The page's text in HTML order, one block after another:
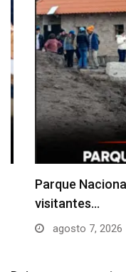
Parque Nacional
visitantes…
agosto 7, 2026